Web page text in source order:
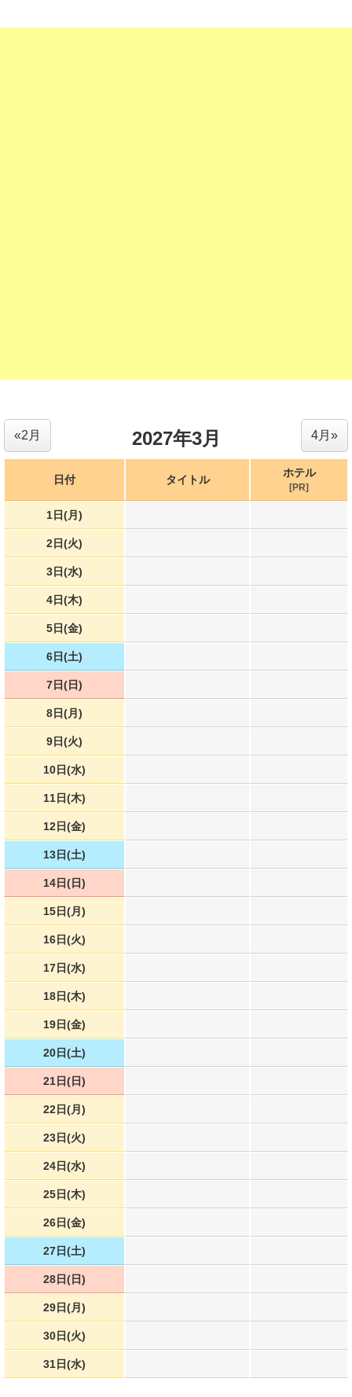
2027年3月 4月»
«2月
日付 タイトル
ホテル
[PR]
1日(月)
2日(火)
3日(水)
4日(木)
5日(金)
6日(土)
7日(日)
8日(月)
9日(火)
10日(水)
11日(木)
12日(金)
13日(土)
14日(日)
15日(月)
16日(火)
17日(水)
18日(木)
19日(金)
20日(土)
21日(日)
22日(月)
23日(火)
24日(水)
25日(木)
26日(金)
27日(土)
28日(日)
29日(月)
30日(火)
31日(水)